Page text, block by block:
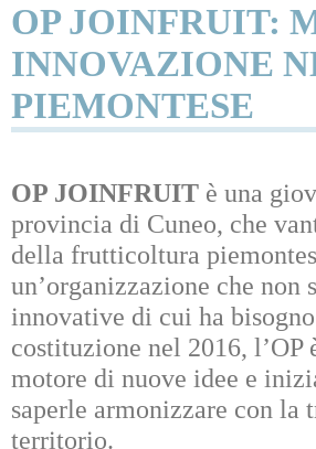
OP JOINFRUIT:
INNOVAZIONE
PIEMONTESE
OP JOINFRUIT è una
provincia di Cuneo, che
della frutticoltura
un’organizzazione che
innovative di cui ha
costituzione nel 2016,
motore di nuove idee e
saperle armonizzare con
territorio.